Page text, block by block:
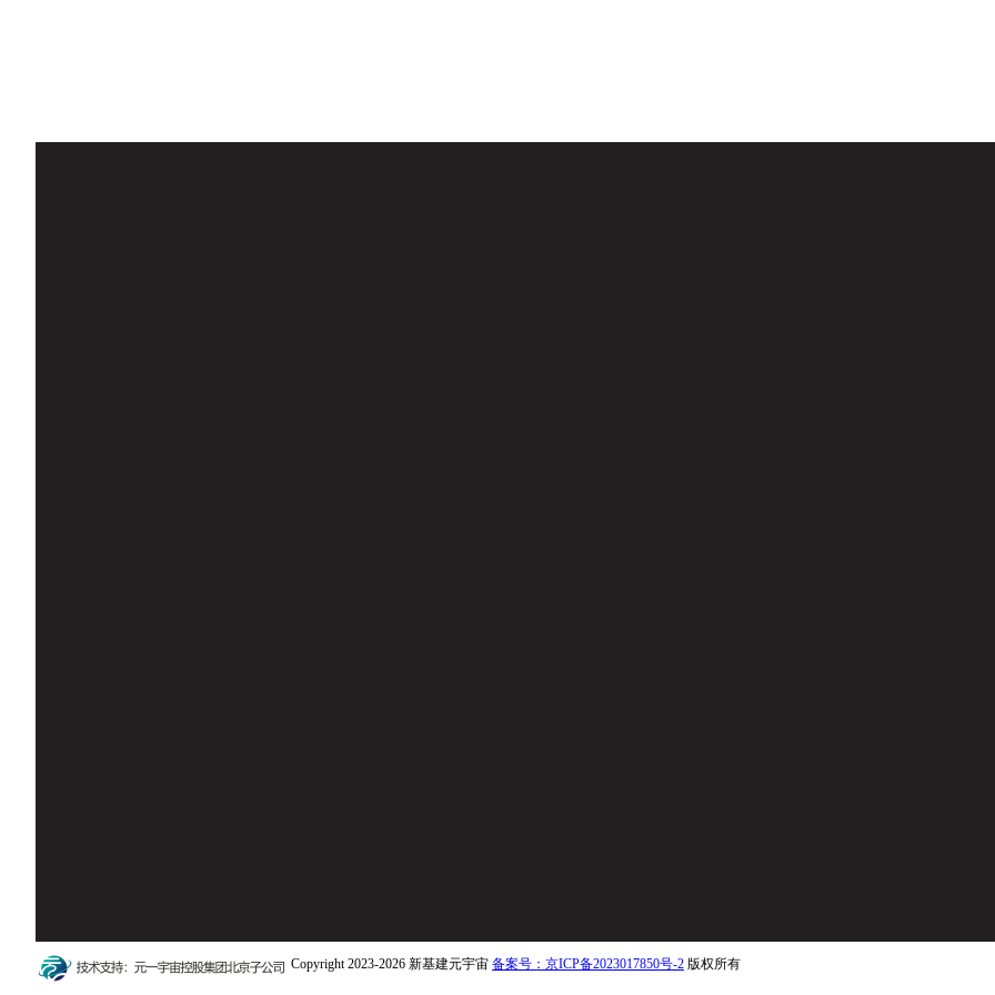
Copyright 2023-2026 新基建元宇宙 备案号：京ICP备2023017850号-2 版权所有